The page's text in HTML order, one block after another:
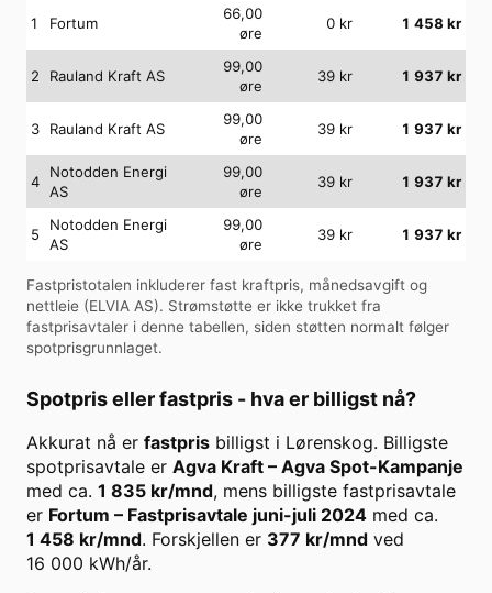
1 Fortum
66,00
øre
0 kr 1 458 kr
2 Rauland Kraft AS
99,00
øre
39 kr 1 937 kr
3 Rauland Kraft AS
99,00
øre
39 kr 1 937 kr
4
Notodden Energi
AS
99,00
øre
39 kr 1 937 kr
5
Notodden Energi
AS
99,00
øre
39 kr 1 937 kr
Fastpristotalen inkluderer fast kraftpris, månedsavgift og
nettleie (ELVIA AS). Strømstøtte er ikke trukket fra
fastprisavtaler i denne tabellen, siden støtten normalt følger
spotprisgrunnlaget.
Spotpris eller fastpris - hva er billigst nå?
Akkurat nå er fastpris billigst i Lørenskog. Billigste
spotprisavtale er Agva Kraft – Agva Spot-Kampanje
med ca. 1 835 kr/mnd, mens billigste fastprisavtale
er Fortum – Fastprisavtale juni-juli 2024 med ca.
1 458 kr/mnd. Forskjellen er 377 kr/mnd ved
16 000 kWh/år.